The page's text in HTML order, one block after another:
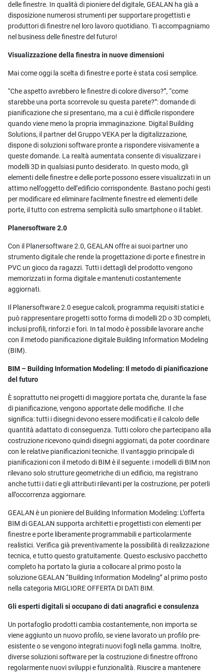
delle finestre. In qualità di pioniere del digitale, GEALAN ha già a
disposizione numerosi strumenti per supportare progettisti e
produttori di finestre nel loro lavoro quotidiano. Ti accompagniamo
nel business delle finestre del futuro!
Visualizzazione della finestra in nuove dimensioni
Mai come oggi la scelta di finestre e porte è stata così semplice.
“Che aspetto avrebbero le finestre di colore diverso?”, “come
starebbe una porta scorrevole su questa parete?”: domande di
pianificazione che si presentano, ma a cui è difficile rispondere
quando viene meno la propria immaginazione. Digital Building
Solutions, il partner del Gruppo VEKA per la digitalizzazione,
dispone di soluzioni software pronte a rispondere visivamente a
queste domande. La realtà aumentata consente di visualizzare i
modelli 3D in qualsiasi punto desiderato. In questo modo, gli
elementi delle finestre e delle porte possono essere visualizzati in un
attimo nell’oggetto dell’edificio corrispondente. Bastano pochi gesti
per modificare ed eliminare facilmente finestre ed elementi delle
porte, il tutto con estrema semplicità sullo smartphone o il tablet.
Planersoftware 2.0
Con il Planersoftware 2.0, GEALAN offre ai suoi partner uno
strumento digitale che rende la progettazione di porte e finestre in
PVC un gioco da ragazzi. Tutti i dettagli del prodotto vengono
memorizzati in forma digitale e mantenuti costantemente
aggiornati.
Il Planersoftware 2.0 esegue calcoli, programma requisiti statici e
può rappresentare progetti sotto forma di modelli 2D o 3D completi,
inclusi profili, rinforzi e fori. In tal modo è possibile lavorare anche
con il metodo pianificazione digitale Building Information Modeling
(BIM).
BIM – Building Information Modeling: Il metodo di pianificazione
del futuro
È soprattutto nei progetti di maggiore portata che, durante la fase
di pianificazione, vengono apportate delle modifiche. Il che
significa: tutti i disegni devono essere modificati e il calcolo delle
quantità adattato di conseguenza. Tutti coloro che partecipano alla
costruzione ricevono quindi disegni aggiornati, da poter coordinare
con le relative pianificazioni tecniche. Il vantaggio principale di
pianificazioni con il metodo di BIM è il seguente: i modelli di BIM non
rilevano solo strutture geometriche di un edificio, ma registrano
anche tutti i dati e gli attributi rilevanti per la costruzione, per poterli
all’occorrenza aggiornare.
GEALAN è un pioniere del Building Information Modeling: L’offerta
BIM di GEALAN supporta architetti e progettisti con elementi per
finestre e porte liberamente programmabili e particolarmente
realistici. Verifica già preventivamente la possibilità di realizzazione
tecnica, e tutto questo gratuitamente. Questo esclusivo pacchetto
completo ha portato la giuria a collocare al primo posto la
soluzione GEALAN “Building Information Modeling” al primo posto
nella categoria MIGLIORE OFFERTA DI DATI BIM.
Gli esperti digitali si occupano di dati anagrafici e consulenza
Un portafoglio prodotti cambia costantemente, non importa se
viene aggiunto un nuovo profilo, se viene lavorato un profilo pre-
esistente o se vengono integrati nuovi fogli nella gamma. Inoltre,
diverse soluzioni software per la costruzione di finestre offrono
regolarmente nuovi sviluppi e funzionalità. Riuscire a mantenere